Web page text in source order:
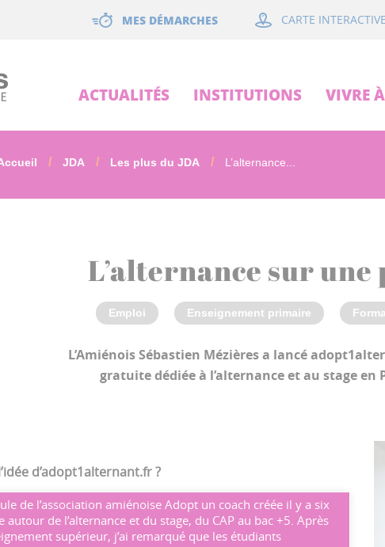
MES DÉMARCHES CARTE INTERACTIVE
ACTUALITÉS INSTITUTIONS VIVRE
JDA Les plus du JDA L’alternance...
L’alternance sur
Emploi Enseignement primaire
L’Amiénois Sébastien Mézières a lancé
gratuite dédiée à l’alternance et au stage
d’adopt1alternant.fr ?
de l’association amiénoise Adopt un coach créée il y a six
autour de l’alternance et du stage, du CAP au bac +5. Après
supérieur, j’ai remarqué que les étudiants